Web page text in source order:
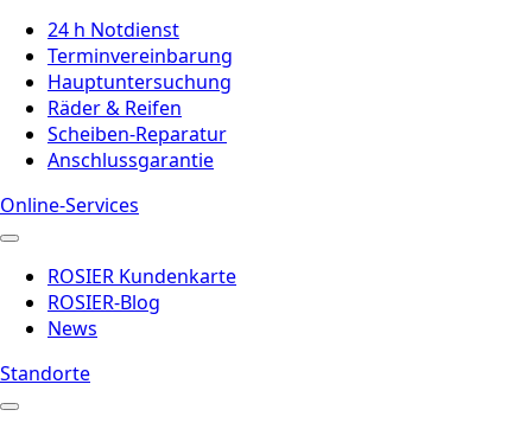
24 h Notdienst
Terminvereinbarung
Hauptuntersuchung
Räder & Reifen
Scheiben-Reparatur
Anschlussgarantie
Online-Services
ROSIER Kundenkarte
ROSIER-Blog
News
Standorte